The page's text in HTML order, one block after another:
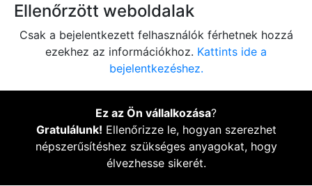
Ellenőrzött weboldalak
Csak a bejelentkezett felhasználók férhetnek hozzá
ezekhez az információkhoz. Kattints ide a
bejelentkezéshez.
Ez az Ön vállalkozása?
Gratulálunk! Ellenőrizze le, hogyan szerezhet
népszerűsítéshez szükséges anyagokat, hogy
élvezhesse sikerét.